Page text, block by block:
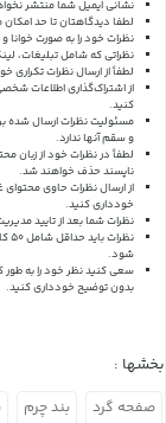
نشانی ایمیل شما منتشر
لطفا دیدگاهتان تا حد
نظرات خود را به صورت خوانا
نظراتی که شامل تبلیغات،
لطفاً از ارسال نظرات
از اشتراک‌گذاری اطلاعات
کنید.
مسئولیت نظرات ارسال شده
و سقم آنها ندارد.
لطفاً در نظرات خود از زبان
ناپسند حذف خواهند شد.
از ارسال نظرات حاوی
خودداری کنید.
نظرات شما بعد از تایید
شود.
سعی کنید نظر خود را به طور
بدون توضیح خودداری کنید.
بخشها :
صفحه گرد بند چرم